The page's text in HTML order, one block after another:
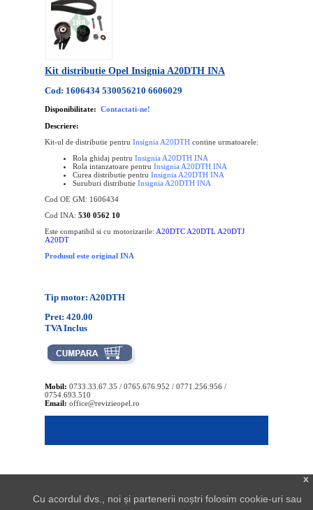
Kit distributie Opel Insignia A20DTH INA
Cod: 1606434 530056210 6606029
Disponibilitate: Contactati-ne!
Descriere:
Kit-ul de distributie pentru Insignia A20DTH contine urmatoarele:
Rola ghidaj pentru Insignia A20DTH INA
Rola intanzatoare pentru Insignia A20DTH INA
Curea distributie pentru Insignia A20DTH INA
Suruburi distributie Insignia A20DTH INA
Cod OE GM: 1606434
Cod INA: 530 0562 10
Este compatibil si cu motorizarile: A20DTC A20DTL A20DTJ
A20DT
Produsul este original INA
Tip motor: A20DTH
Pret: 420.00
TVA Inclus
Mobil: 0733.33.67.35 / 0765.676.952 / 0771.256.956 /
0754.693.510
Email: office@revizieopel.ro
x
Cu acordul dvs., noi și partenerii noștri folosim cookie-uri sau